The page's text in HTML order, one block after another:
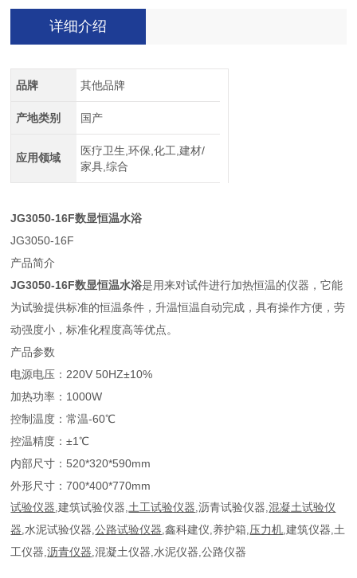
详细介绍
品牌 其他品牌
产地类别 国产
应用领域
医疗卫生,环保,化工,建材/
家具,综合
JG3050-16F数显恒温水浴
JG3050-16F
产品简介
JG3050-16F数显恒温水浴是用来对试件进行加热恒温的仪器，它能
为试验提供标准的恒温条件，升温恒温自动完成，具有操作方便，劳
动强度小，标准化程度高等优点。
产品参数
电源电压：220V 50HZ±10%
加热功率：1000W
控制温度：常温-60℃
控温精度：±1℃
内部尺寸：520*320*590mm
外形尺寸：700*400*770mm
试验仪器,建筑试验仪器,土工试验仪器,沥青试验仪器,混凝土试验仪
器,水泥试验仪器,公路试验仪器,鑫科建仪,养护箱,压力机,建筑仪器,土
工仪器,沥青仪器,混凝土仪器,水泥仪器,公路仪器